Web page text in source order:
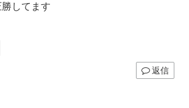
してます
返信